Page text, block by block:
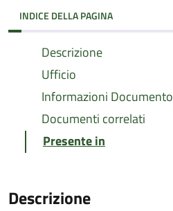
INDICE DELLA PAGINA
Descrizione
Ufficio
Informazioni Documento
Documenti correlati
Presente in
Descrizione